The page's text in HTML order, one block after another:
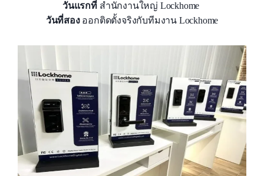
วันแรกที่สำนักงานใหญ่ Lockhome
วันที่สองออกติดตั้งจริงกับทีมงาน Lockhome